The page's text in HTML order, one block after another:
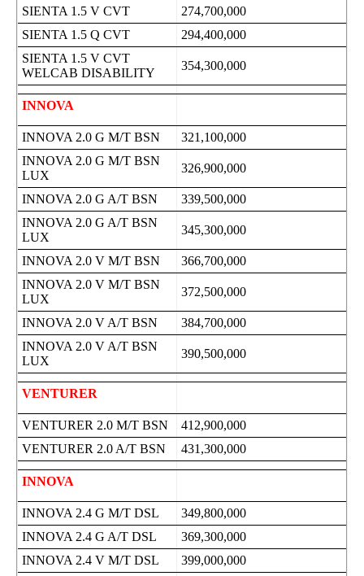
SIENTA 1.5 V CVT
274,700,000
SIENTA 1.5 Q CVT
294,400,000
SIENTA 1.5 V CVT
WELCAB DISABILITY
354,300,000
INNOVA
INNOVA 2.0 G M/T BSN
321,100,000
INNOVA 2.0 G M/T BSN
LUX
326,900,000
INNOVA 2.0 G A/T BSN
339,500,000
INNOVA 2.0 G A/T BSN
LUX
345,300,000
INNOVA 2.0 V M/T BSN
366,700,000
INNOVA 2.0 V M/T BSN
LUX
372,500,000
INNOVA 2.0 V A/T BSN
384,700,000
INNOVA 2.0 V A/T BSN
LUX
390,500,000
VENTURER
VENTURER 2.0 M/T BSN
412,900,000
VENTURER 2.0 A/T BSN
431,300,000
INNOVA
INNOVA 2.4 G M/T DSL
349,800,000
INNOVA 2.4 G A/T DSL
369,300,000
INNOVA 2.4 V M/T DSL
399,000,000